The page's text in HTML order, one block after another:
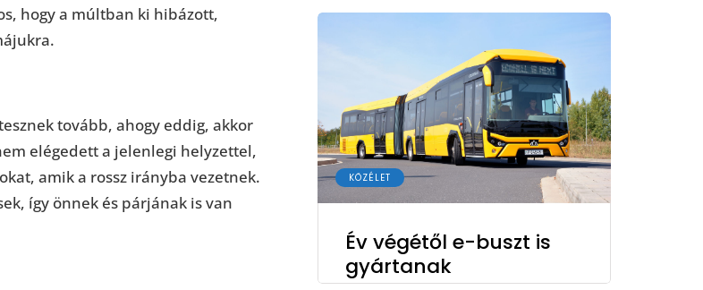
hogy a múltban ki hibázott,
tovább, ahogy eddig, akkor
elégedett a jelenlegi helyzettel,
amik a rossz irányba vezetnek.
így önnek és párjának is van
KÖZÉLET
Év végétől e-buszt is
gyártanak